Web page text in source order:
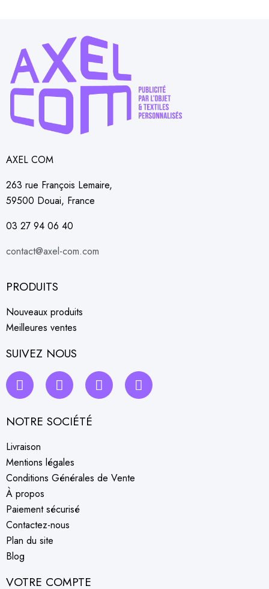
AXEL COM
263 rue François Lemaire,
59500 Douai, France
03 27 94 06 40
contact@axel-com.com
PRODUITS
Nouveaux produits
Meilleures ventes
SUIVEZ NOUS
NOTRE SOCIÉTÉ
Livraison
Mentions légales
Conditions Générales de Vente
À propos
Paiement sécurisé
Contactez-nous
Plan du site
Blog
VOTRE COMPTE